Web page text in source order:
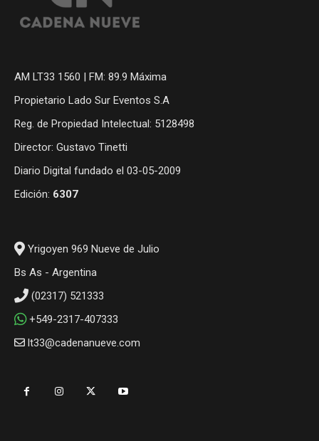
AM LT33 1560 | FM: 89.9 Máxima
Propietario Lado Sur Eventos S.A
Reg. de Propiedad Intelectual: 5128498
Director: Gustavo Tinetti
Diario Digital fundado el 03-05-2009
Edición: 6307
Yrigoyen 969 Nueve de Julio
Bs As - Argentina
(02317) 521333
+549-2317-407333
lt33@cadenanueve.com